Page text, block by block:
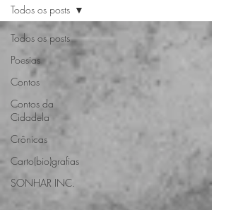
Todos os posts
Poesias
Contos
Contos da
Cidadela
Crônicas
Carto(bio)grafias
SONHAR INC.
Todos os posts